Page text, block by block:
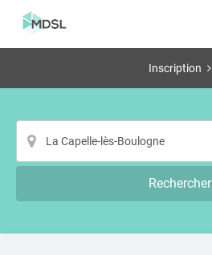
Inscription
Rechercher